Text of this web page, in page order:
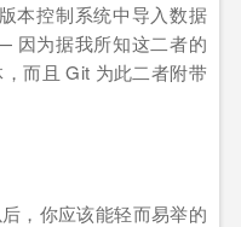
本控制系统中导入数据
为据我所知这二者的
而且 Git 为此二者附带
，你应该能轻而易举的